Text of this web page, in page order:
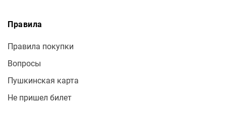
Правила
Правила покупки
Вопросы
Пушкинская карта
Не пришел билет